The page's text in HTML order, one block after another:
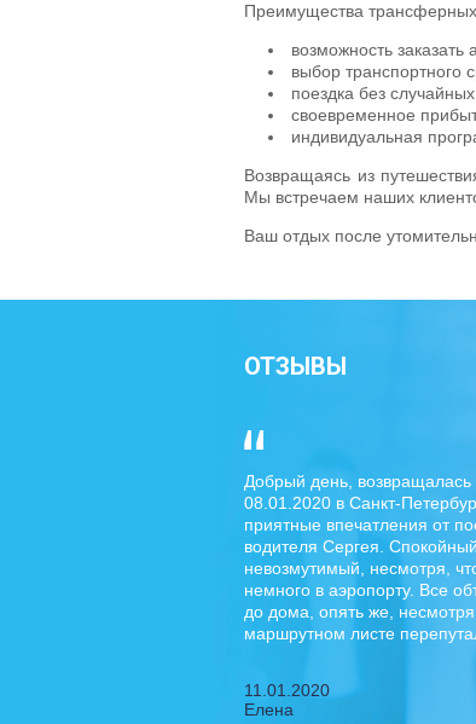
Преимущества
возможность
выбор транспортного
поездка без
своевременное
индивидуальная
Возвращаясь из
Мы встречаем наших
Ваш отдых после
ОТЗЫВЫ
Добрый день, возвращалась
08.01.2020 в Санкт-
приятные впечатления от
водителя Сергея.
невозмутимый, несмотря,
немного в аэропорту. Все
до дома, опять же, несмотря
маршрутном листе
11.01.2020
Елена